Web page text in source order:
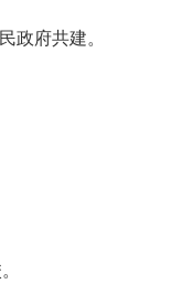
政府共建。